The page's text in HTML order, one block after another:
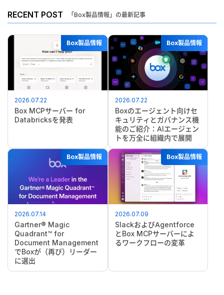
RECENT POST 「Box製品情報」の最新記事
Box製品情報
2026.07.22
Box MCPサーバー for
Databricksを発表
Box製品情報
2026.07.22
Boxのエージェント向けセ
キュリティとガバナンス機
能のご紹介：AIエージェン
トを万全に組織内で展開
Box製品情報
2026.07.14
Gartner® Magic
Quadrant™ for
Document Management
でBoxが（再び）リーダー
に選出
Box製品情報
2026.07.09
SlackおよびAgentforce
とBox MCPサーバーによ
るワークフローの変革